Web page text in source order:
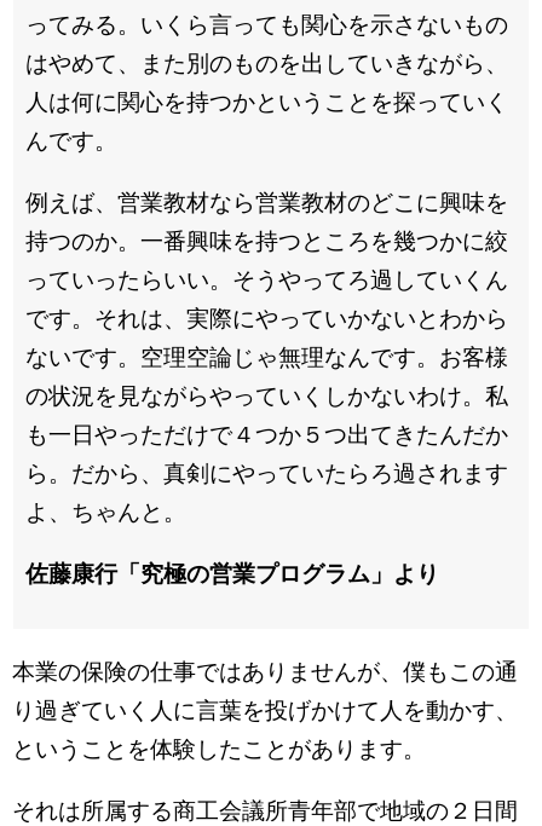
ってみる。いくら言っても関心を示さないもの
はやめて、また別のものを出していきながら、
人は何に関心を持つかということを探っていく
んです。
例えば、営業教材なら営業教材のどこに興味を
持つのか。一番興味を持つところを幾つかに絞
っていったらいい。そうやってろ過していくん
です。それは、実際にやっていかないとわから
ないです。空理空論じゃ無理なんです。お客様
の状況を見ながらやっていくしかないわけ。私
も一日やっただけで４つか５つ出てきたんだか
ら。だから、真剣にやっていたらろ過されます
よ、ちゃんと。
佐藤康行「究極の営業プログラム」より
本業の保険の仕事ではありませんが、僕もこの通
り過ぎていく人に言葉を投げかけて人を動かす、
ということを体験したことがあります。
それは所属する商工会議所青年部で地域の２日間